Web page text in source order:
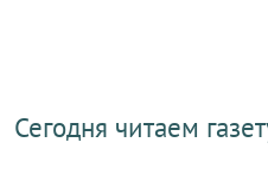
Сегодня читаем